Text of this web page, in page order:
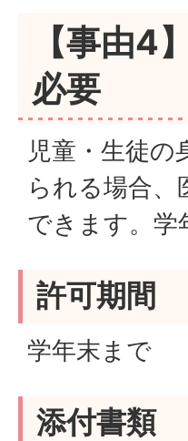
【事由4
必要
児童・生徒
られる場合、
できます。学
許可期間
学年末まで
添付書類